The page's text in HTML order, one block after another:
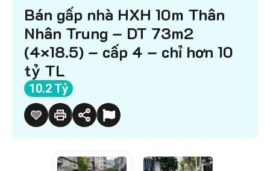
Bán gấp nhà HXH 10m Thân
Nhân Trung – DT 73m2
(4×18.5) – cấp 4 – chỉ hơn 10
tỷ TL
10.2 Tỷ